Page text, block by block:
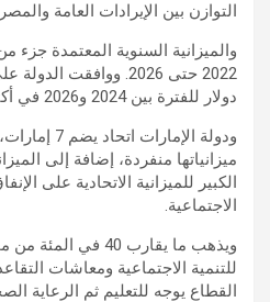
التوازن بين الإيرادات العامة
والميزانية السنوية المعتمدة جزء
دولار للفترة بين 2024 و2026 في أكتوبر الماضي.
ودولة
ميزانياتها منفردة، إضافة إلى
الكبير للميزانية الاتحادية على
الاجتماعية.
للتنمية الاجتماعية ومعاشات
القطاع يوجه للتعليم ثم الرعاية